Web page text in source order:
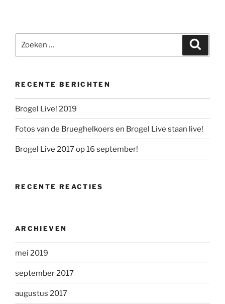
naar:
RECENTE BERICHTEN
Brogel Live! 2019
Fotos van de Brueghelkoers en Brogel Live staan live!
Brogel Live 2017 op 16 september!
RECENTE REACTIES
ARCHIEVEN
mei 2019
september 2017
augustus 2017